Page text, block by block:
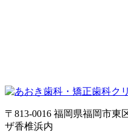
〒813-0016 福岡県福岡市
ザ香椎浜内